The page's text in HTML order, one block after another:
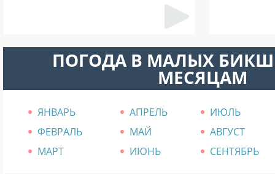
ПОГОДА В МАЛЫХ
МЕСЯЦАМ
ЯНВАРЬ АПРЕЛЬ
ИЮЛЬ
ФЕВРАЛЬ
МАЙ
АВГУСТ
МАРТ
ИЮНЬ СЕНТЯБРЬ